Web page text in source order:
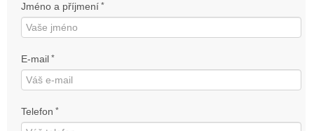
Jméno a příjmení *
E-mail *
Telefon *